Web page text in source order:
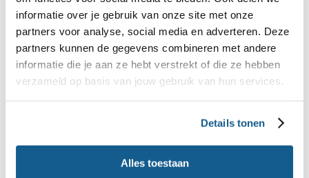
informatie over je gebruik van onze site met onze
partners voor analyse, social media en adverteren. Deze
partners kunnen de gegevens combineren met andere
informatie die je aan ze hebt verstrekt of die ze hebben
verzameld op basis van jouw gebruik van hun services.
Details tonen
Alles toestaan
van de dunne darm. In totaal is de dunne darm wel
3 tot 10 meter lang. Het eten komt na de maag via
een sluitspier uit in de twaalfvingerige darm
(duodenum). In dit deel komen er
(jejunum) en de kronkeldarm (ileum) als